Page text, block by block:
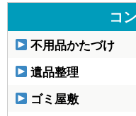
コ
不用品かたづけ
遺品整理
ゴミ屋敷